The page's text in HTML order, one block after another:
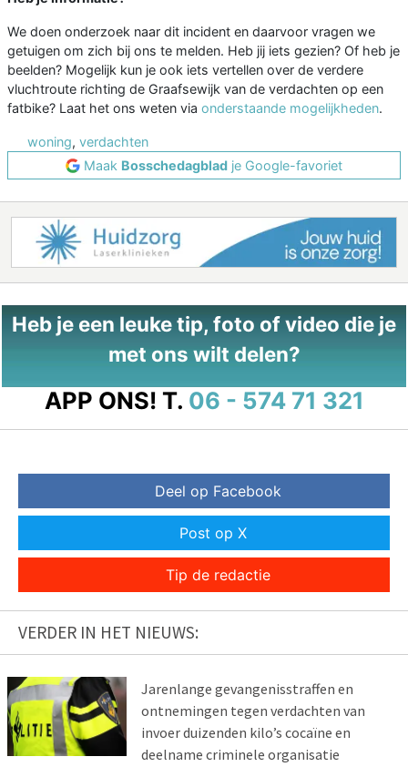
We doen onderzoek naar dit incident en daarvoor vragen we
getuigen om zich bij ons te melden. Heb jij iets gezien? Of heb je
beelden? Mogelijk kun je ook iets vertellen over de verdere
vluchtroute richting de Graafsewijk van de verdachten op een
fatbike? Laat het ons weten via onderstaande mogelijkheden.
woning, verdachten
Maak Bosschedagblad je Google-favoriet
Heb je een leuke tip, foto of video die je
met ons wilt delen?
APP ONS! T. 06 - 574 71 321
Deel op Facebook
Post op X
Tip de redactie
VERDER IN HET NIEUWS:
Jarenlange gevangenisstraffen en
ontnemingen tegen verdachten van
invoer duizenden kilo’s cocaïne en
deelname criminele organisatie